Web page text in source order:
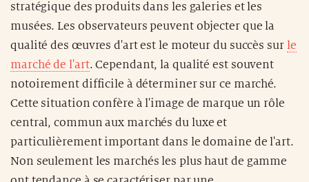
stratégique des produits dans les galeries et les
musées. Les observateurs peuvent objecter que la
qualité des œuvres d'art est le moteur du succès sur le
marché de l'art. Cependant, la qualité est souvent
notoirement difficile à déterminer sur ce marché.
Cette situation confère à l'image de marque un rôle
central, commun aux marchés du luxe et
particulièrement important dans le domaine de l'art.
Non seulement les marchés les plus haut de gamme